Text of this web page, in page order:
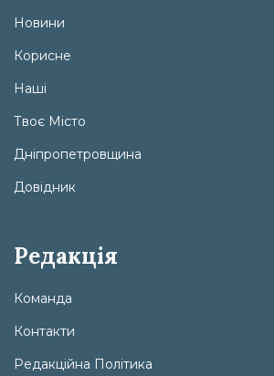
Новини
Корисне
Наші
Твоє Місто
Дніпропетровщина
Довідник
Редакція
Команда
Контакти
Редакційна Політика